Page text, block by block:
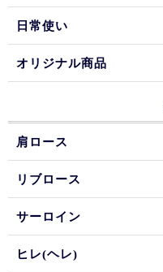
日常使い
オリジナル商品
肩ロース
リブロース
サーロイン
ヒレ(ヘレ)